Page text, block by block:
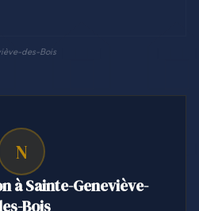
des-Bois
N
à Sainte-Geneviève-
Bois